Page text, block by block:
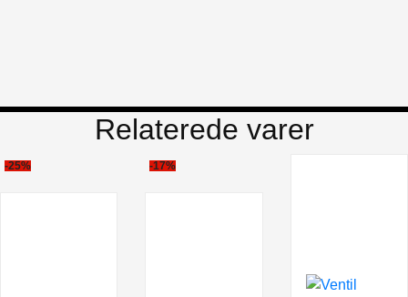
Relaterede varer
-25% -17%